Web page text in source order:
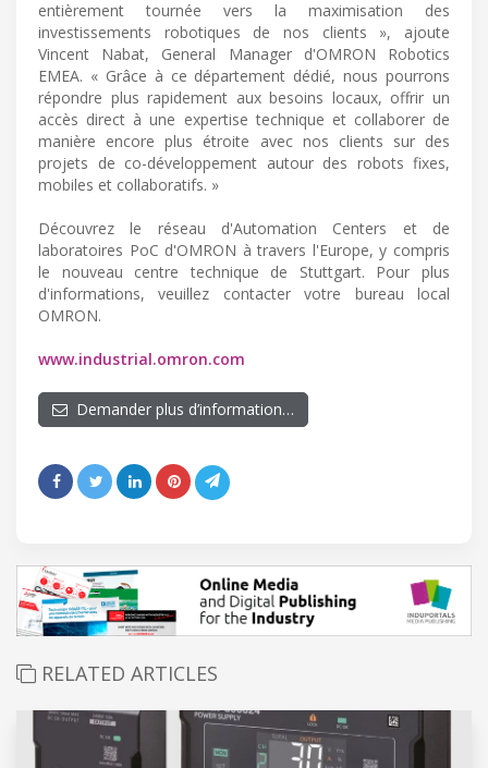
entièrement tournée vers la maximisation des
investissements robotiques de nos clients », ajoute
Vincent Nabat, General Manager d'OMRON Robotics
EMEA. « Grâce à ce département dédié, nous pourrons
répondre plus rapidement aux besoins locaux, offrir un
accès direct à une expertise technique et collaborer de
manière encore plus étroite avec nos clients sur des
projets de co-développement autour des robots fixes,
mobiles et collaboratifs. »
Découvrez le réseau d'Automation Centers et de
laboratoires PoC d'OMRON à travers l'Europe, y compris
le nouveau centre technique de Stuttgart. Pour plus
d'informations, veuillez contacter votre bureau local
OMRON.
www.industrial.omron.com
Demander plus d’information…
RELATED ARTICLES